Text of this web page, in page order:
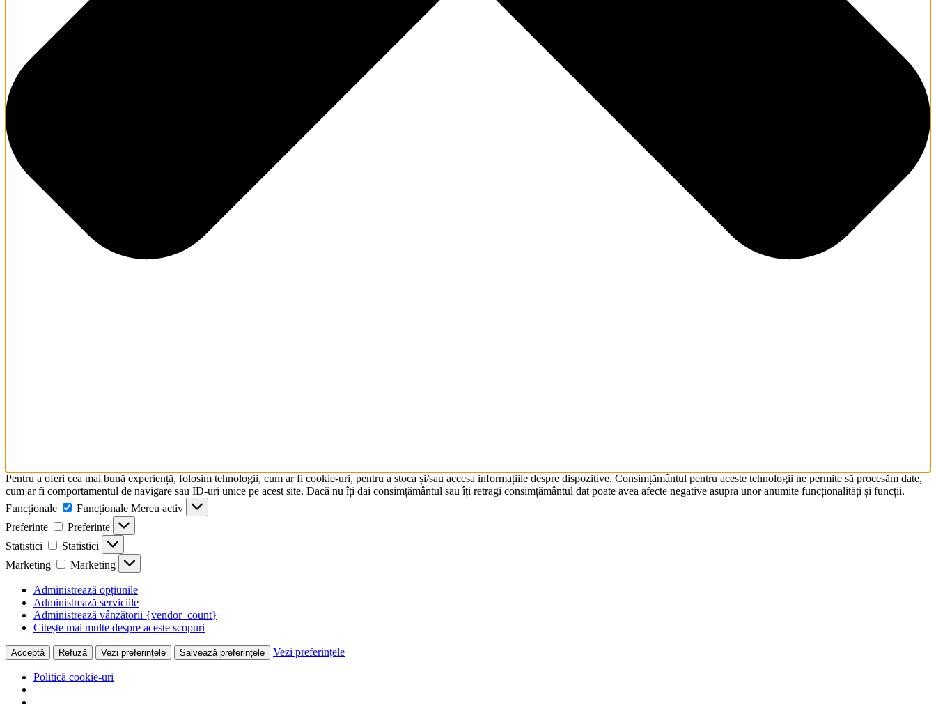
Pentru a oferi cea mai bună experiență, folosim tehnologii, cum ar fi cookie-uri, pentru a stoca și/sau accesa informațiile despre dispozitive. Consimțământul pentru aceste tehnologii ne permite să procesăm date,
cum ar fi comportamentul de navigare sau ID-uri unice pe acest site. Dacă nu îți dai consimțământul sau îți retragi consimțământul dat poate avea afecte negative asupra unor anumite funcționalități și funcții.
Funcționale
Funcționale Mereu activ
Preferințe
Preferințe
Statistici
Statistici
Marketing
Marketing
Administrează opțiunile
Administrează serviciile
Administrează vânzătorii {vendor_count}
Citește mai multe despre aceste scopuri
Acceptă Refuză Vezi preferințele Salvează preferințele Vezi preferințele
Politică cookie-uri